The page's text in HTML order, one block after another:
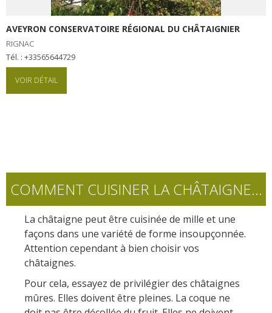
AVEYRON CONSERVATOIRE RÉGIONAL DU CHÂTAIGNIER
RIGNAC
Tél. : +33565644729
VOIR DÉTAIL
COMMENT CUISINER LA CHÂTAIGNE...
La châtaigne peut être cuisinée de mille et une
façons dans une variété de forme insoupçonnée.
Attention cependant à bien choisir vos
châtaignes.
Pour cela, essayez de privilégier des châtaignes
mûres. Elles doivent être pleines. La coque ne